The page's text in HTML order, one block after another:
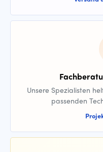
Unsere Spezialisten
passenden